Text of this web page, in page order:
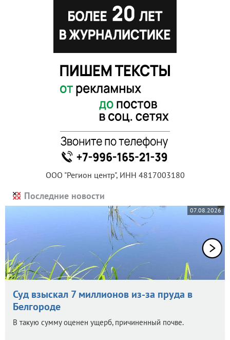
ООО "Регион центр", ИНН 4817003180
Последние новости
07.08.2026
Суд взыскал 7 миллионов из-за пруда в
Белгороде
В такую сумму оценен ущерб, причиненный почве.